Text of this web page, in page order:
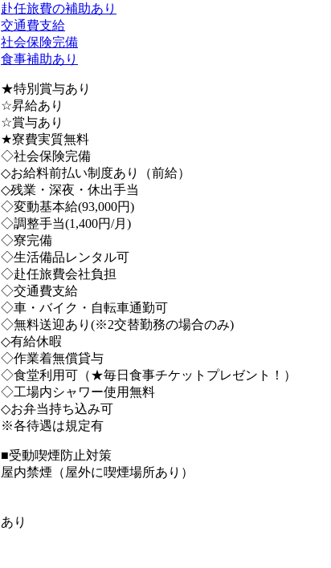
赴任旅費の補助あり
交通費支給
社会保険完備
食事補助あり
★特別賞与あり
☆昇給あり
☆賞与あり
★寮費実質無料
◇社会保険完備
◇お給料前払い制度あり（前給）
◇残業・深夜・休出手当
◇変動基本給(93,000円)
◇調整手当(1,400円/月)
◇寮完備
◇生活備品レンタル可
◇赴任旅費会社負担
◇交通費支給
◇車・バイク・自転車通勤可
◇無料送迎あり(※2交替勤務の場合のみ)
◇有給休暇
◇作業着無償貸与
◇食堂利用可（★毎日食事チケットプレゼント！）
◇工場内シャワー使用無料
◇お弁当持ち込み可
※各待遇は規定有
■受動喫煙防止対策
屋内禁煙（屋外に喫煙場所あり）
あり